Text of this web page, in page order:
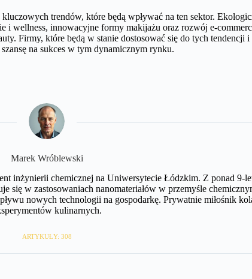
trendów, które będą wpływać na ten sektor.
i wellness, innowacyjne formy makijażu oraz rozwój e-
Firmy, które będą w stanie dostosować się do tych tendencji
na sukces w tym dynamicznym rynku.
Marek Wróblewski
inżynierii chemicznej na Uniwersytecie Łódzkim. Z ponad 9-
się w zastosowaniach nanomateriałów w przemyśle
nowych technologii na gospodarkę. Prywatnie miłośnik
kulinarnych.
ARTYKUŁY: 308